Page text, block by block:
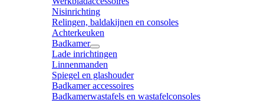
Nisinrichting
Relingen, baldakijnen en consoles
Achterkeuken
Badkamer
Lade inrichtingen
Linnenmanden
Spiegel en glashouder
Badkamer accessoires
Badkamerwastafels en wastafelconsoles